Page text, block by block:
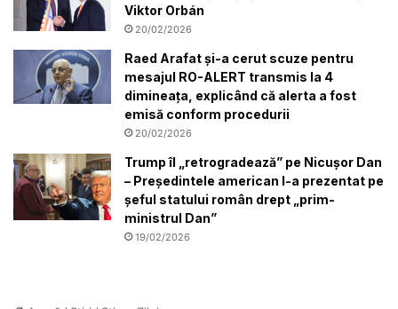
Viktor Orbán
20/02/2026
Raed Arafat și-a cerut scuze pentru
mesajul RO-ALERT transmis la 4
dimineața, explicând că alerta a fost
emisă conform procedurii
20/02/2026
Trump îl „retrogradează” pe Nicușor Dan
– Președintele american l-a prezentat pe
șeful statului român drept „prim-
ministrul Dan”
19/02/2026